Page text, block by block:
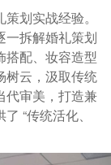
划实战经验。
一拆解婚礼策划
搭配、妆容造型
树云 ，汲取传统
代审美，打造兼
了 “传统活化、